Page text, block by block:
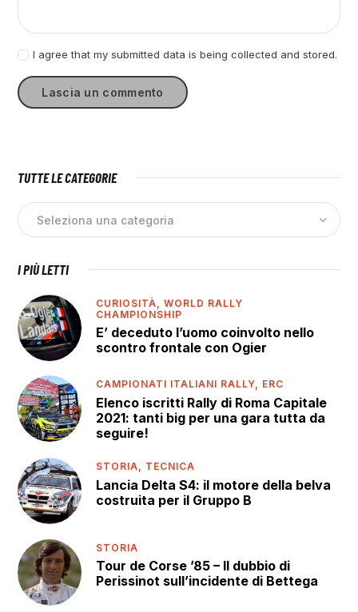
I agree that my submitted data is being collected and stored.
TUTTE LE CATEGORIE
I PIÙ LETTI
CURIOSITÀ,WORLD RALLY
CHAMPIONSHIP
E’ deceduto l’uomo coinvolto nello
scontro frontale con Ogier
CAMPIONATI ITALIANI RALLY, ERC
Elenco iscritti Rally di Roma Capitale
2021: tanti big per una gara tutta da
seguire!
STORIA, TECNICA
Lancia Delta S4: il motore della belva
costruita per il Gruppo B
STORIA
Tour de Corse ’85 – Il dubbio di
Perissinot sull’incidente di Bettega